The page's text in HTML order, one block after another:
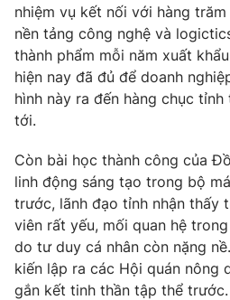
VTV Money
VTV Sức khoẻ Bất
Thị trường 24h
VTV4
VTV9
Liên hệ tòa soạn
nhiệm vụ kết nối với hàng
nền tảng công nghệ và
thành phẩm mỗi năm xuất
hiện nay đã đủ để doanh
hình này ra đến hàng chục
tới.
Còn bài học thành công của
linh động sáng tạo trong bộ
trước, lãnh đạo tỉnh nhận thấy
viên rất yếu, mối quan hệ
do tư duy cá nhân còn nặng
kiến lập ra các Hội quán nông
gắn kết tinh thần tập thể